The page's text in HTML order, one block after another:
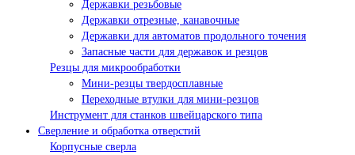
Державки резьбовые
Державки отрезные, канавочные
Державки для автоматов продольного точения
Запасные части для державок и резцов
Резцы для микрообработки
Мини-резцы твердосплавные
Переходные втулки для мини-резцов
Инструмент для станков швейцарского типа
Сверление и обработка отверстий
Корпусные сверла